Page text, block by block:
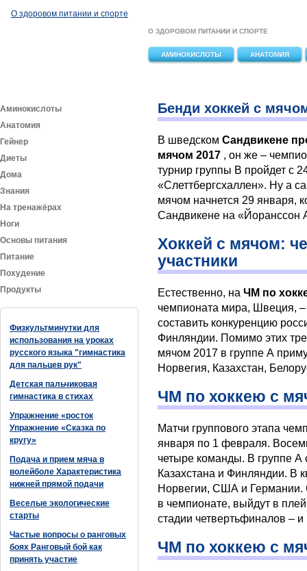
О здоровом питании и спорте
О ЗДОРОВОМ ПИТАНИИ И СПОРТЕ
АМИНОКИСЛОТЫ АНАТОМИЯ
Аминокислоты
Анатомия
Гейнер
Диеты
Дома
Знания
На тренажёрах
Ноги
Основы питания
Питание
Похудение
Продукты
Физкультминутки для
использования на уроках
русского языка "гимнастика
для пальцев рук"
Детская пальчиковая
гимнастика в стихах
Упражнение «росток
Упражнение «Сказка по
кругу»
Подача и прием мяча в
волейболе Характеристика
нижней прямой подачи
Веселые экологические
старты
Частые вопросы о ранговых
боях Ранговый бой как
принять участие
Бенди хоккей с
В шведском Сандвикене
мячом 2017 , он же –
турнир группы В пройдет с
«Слеттбергсхаллен». Ну а
мячом начнется 29 января,
Сандвикене на «Йоранссон
Хоккей с мячом:
участники
Естественно, на ЧМ по
чемпионата мира, Швеция,
составить конкуренцию
Финляндии. Помимо этих
мячом 2017 в группе А
Норвегия, Казахстан,
ЧМ по хоккею с
Матчи группового этапа
января по 1 февраля.
четыре команды. В группе
Казахстана и Финляндии. В
Норвегии, США и Германии.
в чемпионате, выйдут в
стадии четвертьфиналов –
ЧМ по хоккею с